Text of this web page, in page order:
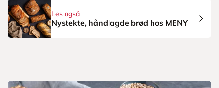
Les også
Nystekte, håndlagde brød hos MENY